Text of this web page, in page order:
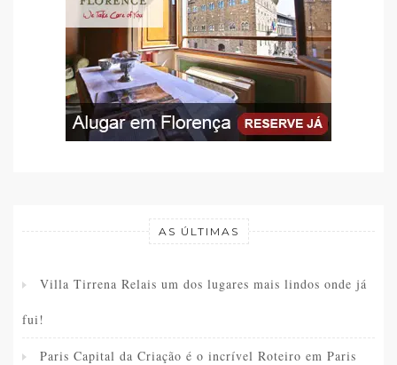
AS ÚLTIMAS
Villa Tirrena Relais um dos lugares mais lindos onde já
fui!
Paris Capital da Criação é o incrível Roteiro em Paris